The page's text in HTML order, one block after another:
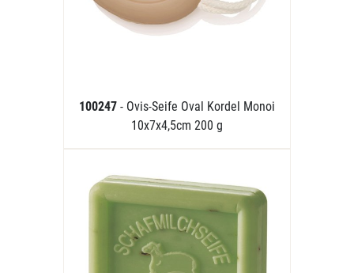
100247 - Ovis-Seife Oval Kordel Monoi
10x7x4,5cm 200 g